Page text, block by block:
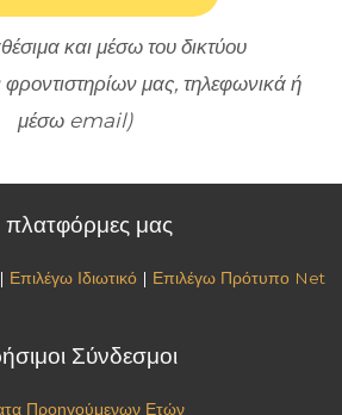
και μέσω του δικτύου
μας, τηλεφωνικά ή
μέσω email)
πλατφόρμες μας
| Επιλέγω Ιδιωτικό| Επιλέγω Πρότυπο Net
Σύνδεσμοι
Προηγούμενων Ετών